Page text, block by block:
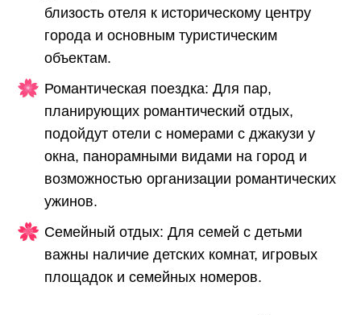
близость отеля к историческому центру
города и основным туристическим
объектам.
Романтическая поездка: Для пар,
планирующих романтический отдых,
подойдут отели с номерами с джакузи у
окна, панорамными видами на город и
возможностью организации романтических
ужинов.
Семейный отдых: Для семей с детьми
важны наличие детских комнат, игровых
площадок и семейных номеров.